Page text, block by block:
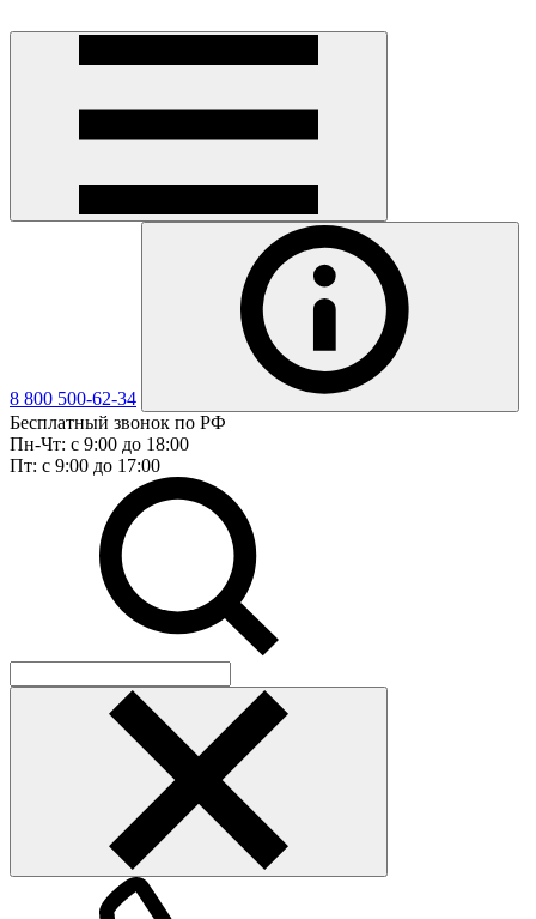
8 800 500-62-34
Бесплатный звонок по РФ
Пн-Чт: с 9:00 до 18:00
Пт: с 9:00 до 17:00